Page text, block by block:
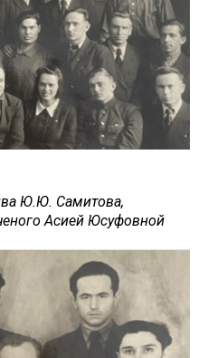
Ю.Ю. Самитова,
Асией Юсуфовной